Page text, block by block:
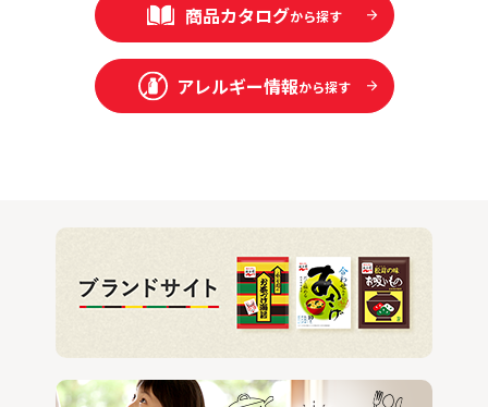
商品カタログから探す
アレルギー情報から探す